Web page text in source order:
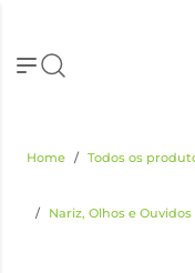
Home Todos os
Nariz, Olhos e Ouvidos